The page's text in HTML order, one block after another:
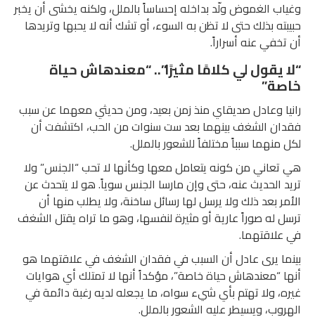
وغياب الغموض ولّد بداخله إحساساً بالملل، ولكنه يخشى أن يخبر
حبيبته بذلك حتى لا تظن به السوء، أو تشك أنه لا يحبها وتريدها
أن تخفي عنه أسراراً.
“لا يقول لي كلامًا مثيرًا”.. “معندهاش حياة
خاصة”
رانيا وعادل صديقاي منذ زمن بعيد، ومن حديثي معهما عن سبب
فقدان الشغف بينهما بعد ست سنوات من الحب، اكتشفت أن
لكل منهما سبباً مختلفاً للشعور بالملل.
هي تعاني من كونه يتعامل معها وكأنها لا تحب “الجنس” ولا
تريد الحديث عنه، حتى وإن مارسا الجنس سوياً. هو لا يتحدث عن
الأمر بعد ذلك ولا يرسل لها رسائل ساخنة، ولا يطلب منها أن
ترسل له صوراً عارية أو مثيرة لنفسها، وهو ما تراه يقتل الشغف
في علاقتهما.
بينما يرى عادل أن السبب في فقدان الشغف في علاقتهما هو
أنها “معندهاش حياة خاصة”، مؤكداً أنها لا تمتلك أي هوايات
غيره، ولا تهتم بأي شيء سواه، ما يجعله لديه رغبة دائمة في
الهروب، ويسيطر عليه الشعور بالملل.